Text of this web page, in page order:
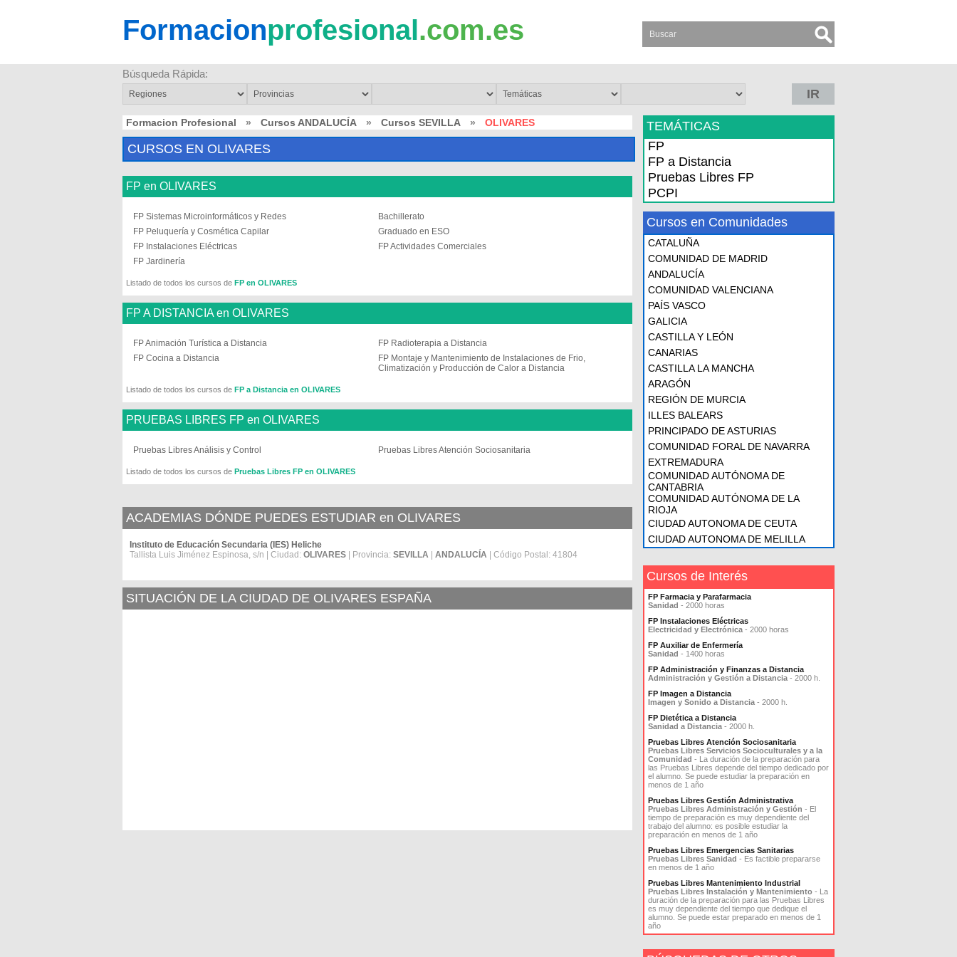
Formacionprofesional.com.es
Búsqueda Rápida:
IR
Formacion Profesional » Cursos ANDALUCÍA » Cursos SEVILLA » OLIVARES
CURSOS EN OLIVARES
FP en OLIVARES
FP Sistemas Microinformáticos y Redes
Bachillerato
FP Peluquería y Cosmética Capilar
Graduado en ESO
FP Instalaciones Eléctricas
FP Actividades Comerciales
FP Jardinería
Listado de todos los cursos de FP en OLIVARES
FP A DISTANCIA en OLIVARES
FP Animación Turística a Distancia
FP Radioterapia a Distancia
FP Cocina a Distancia
FP Montaje y Mantenimiento de Instalaciones de Frio,
Climatización y Producción de Calor a Distancia
Listado de todos los cursos de FP a Distancia en OLIVARES
PRUEBAS LIBRES FP en OLIVARES
Pruebas Libres Análisis y Control Pruebas Libres Atención Sociosanitaria
Listado de todos los cursos de Pruebas Libres FP en OLIVARES
ACADEMIAS DÓNDE PUEDES ESTUDIAR en OLIVARES
Instituto de Educación Secundaria (IES) Heliche
Tallista Luis Jiménez Espinosa, s/n | Ciudad: OLIVARES | Provincia: SEVILLA ANDALUCÍA | Código Postal: 41804
SITUACIÓN DE LA CIUDAD DE OLIVARES ESPAÑA
TEMÁTICAS
FP
FP a Distancia
Pruebas Libres FP
PCPI
Cursos en Comunidades
CATALUÑA
COMUNIDAD DE MADRID
ANDALUCÍA
COMUNIDAD VALENCIANA
PAÍS VASCO
GALICIA
CASTILLA Y LEÓN
CANARIAS
CASTILLA LA MANCHA
ARAGÓN
REGIÓN DE MURCIA
ILLES BALEARS
PRINCIPADO DE ASTURIAS
COMUNIDAD FORAL DE NAVARRA
EXTREMADURA
COMUNIDAD AUTÓNOMA DE
CANTABRIA
COMUNIDAD AUTÓNOMA DE LA
RIOJA
CIUDAD AUTONOMA DE CEUTA
CIUDAD AUTONOMA DE MELILLA
Cursos de Interés
FP Farmacia y Parafarmacia
Sanidad - 2000 horas
FP Instalaciones Eléctricas
Electricidad y Electrónica - 2000 horas
FP Auxiliar de Enfermería
Sanidad - 1400 horas
FP Administración y Finanzas a Distancia
Administración y Gestión a Distancia - 2000 h.
FP Imagen a Distancia
Imagen y Sonido a Distancia - 2000 h.
FP Dietética a Distancia
Sanidad a Distancia - 2000 h.
Pruebas Libres Atención Sociosanitaria
Pruebas Libres Servicios Socioculturales y a la
Comunidad - La duración de la preparación para
las Pruebas Libres depende del tiempo dedicado por
el alumno. Se puede estudiar la preparación en
menos de 1 año
Pruebas Libres Gestión Administrativa
Pruebas Libres Administración y Gestión - El
tiempo de preparación es muy dependiente del
trabajo del alumno: es posible estudiar la
preparación en menos de 1 año
Pruebas Libres Emergencias Sanitarias
Pruebas Libres Sanidad - Es factible prepararse
en menos de 1 año
Pruebas Libres Mantenimiento Industrial
Pruebas Libres Instalación y Mantenimiento - La
duración de la preparación para las Pruebas Libres
es muy dependiente del tiempo que dedique el
alumno. Se puede estar preparado en menos de 1
año